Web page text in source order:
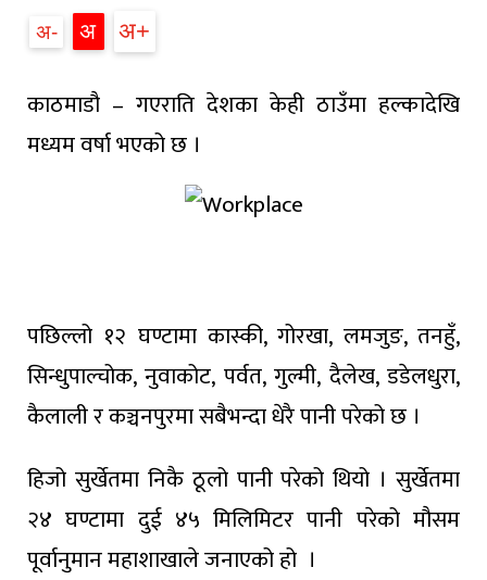
अ अ अ
काठमाडौ – गएराति देशका केही ठाउँमा हल्कादेखि
मध्यम वर्षा भएको छ ।
पछिल्लो १२ घण्टामा कास्की, गोरखा, लमजुङ, तनहुँ,
सिन्धुपाल्चोक, नुवाकोट, पर्वत, गुल्मी, दैलेख, डडेलधुरा,
कैलाली र कञ्चनपुरमा सबैभन्दा धेरै पानी परेको छ ।
हिजो सुर्खेतमा निकै ठूलो पानी परेको थियो । सुर्खेतमा
२४ घण्टामा दुई ४५ मिलिमिटर पानी परेको मौसम
पूर्वानुमान महाशाखाले जनाएको हो ।